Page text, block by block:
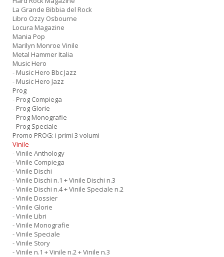
La Grande Bibbia del Rock
Libro Ozzy Osbourne
Locura Magazine
Mania Pop
Marilyn Monroe Vinile
Metal Hammer Italia
Music Hero
- Music Hero Bbc Jazz
- Music Hero Jazz
Prog
- Prog Compiega
- Prog Glorie
- Prog Monografie
- Prog Speciale
Promo PROG: i primi 3 volumi
Vinile
- Vinile Anthology
- Vinile Compiega
- Vinile Dischi
- Vinile Dischi n.1 + Vinile Dischi n.3
- Vinile Dischi n.4 + Vinile Speciale n.2
- Vinile Dossier
- Vinile Glorie
- Vinile Libri
- Vinile Monografie
- Vinile Speciale
- Vinile Story
- Vinile n.1 + Vinile n.2 + Vinile n.3